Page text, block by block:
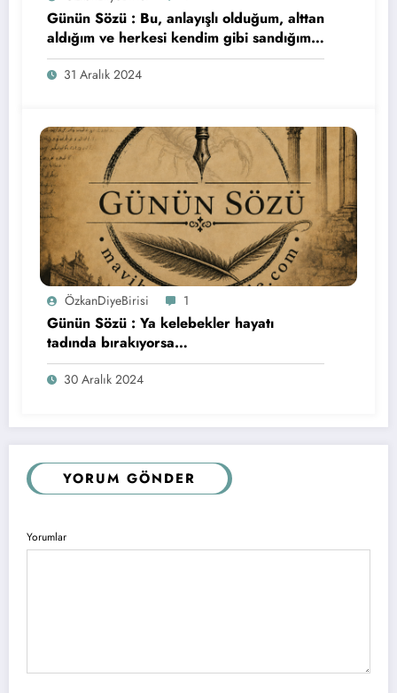
Günün Sözü : Bu, anlayışlı olduğum, alttan
aldığım ve herkesi kendim gibi sandığım
son yıldı. Herkese bol şans…
31 Aralık 2024
ÖzkanDiyeBirisi 1
Günün Sözü : Ya kelebekler hayatı
tadında bırakıyorsa…
30 Aralık 2024
YORUM GÖNDER
Yorumlar